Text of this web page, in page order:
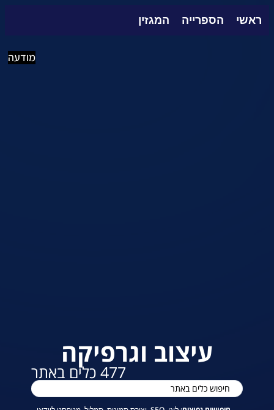
ראשי הספרייה המגזין
מודעה
עיצוב וגרפיקה
477כלים באתר